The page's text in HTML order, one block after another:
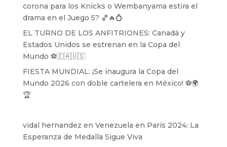
corona para los Knicks o Wembanyama estira el
drama en el Juego 5? 🏀🔥💍
EL TURNO DE LOS ANFITRIONES: Canadá y
Estados Unidos se estrenan en la Copa del
Mundo ⚽️🇨🇦🇺🇸
FIESTA MUNDIAL: ¡Se inaugura la Copa del
Mundo 2026 con doble cartelera en México! ⚽️🌍
🏆
vidal hernandez en Venezuela en París 2024: La
Esperanza de Medalla Sigue Viva